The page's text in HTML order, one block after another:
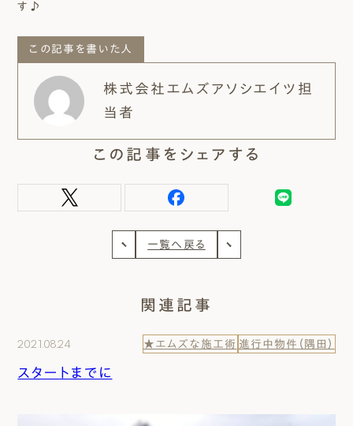
す♪
この記事を書いた人
株式会社エムズアソシエイツ担
当者
この記事をシェアする
一覧へ戻る
関連記事
2021.08.24 ★エムズな施工術 進行中物件（隅田）
スタートまでに